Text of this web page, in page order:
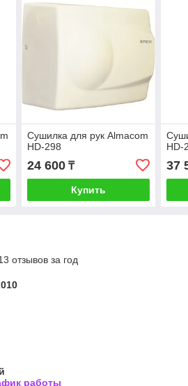
Сушилка для рук Almacom
HD-298
24 600₸
Купить
HD-
37
отзывов за год
работы